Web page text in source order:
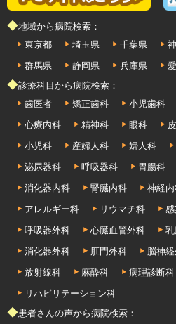
◆地域から病院検索：
東京都
埼玉県 千葉県
群馬県
静岡県 兵庫県
◆診療科目から病院検索：
歯医者
矯正歯科 小児歯科
心療内科
精神科 眼科
小児科
産婦人科 婦人科
泌尿器科
呼吸器科 胃腸科
消化器内科
腎臓内科 神経
アレルギー科
リウマチ科
呼吸器外科
心臓血管外科
消化器外科
肛門外科 脳神
放射線科
麻酔科 病理診断科
リハビリテーション科
◆患者さんの声から病院検索：